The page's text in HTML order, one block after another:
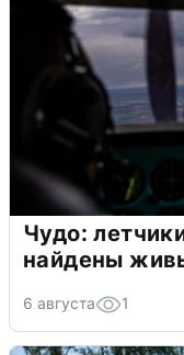
Чудо:
найдены
6 августа 1